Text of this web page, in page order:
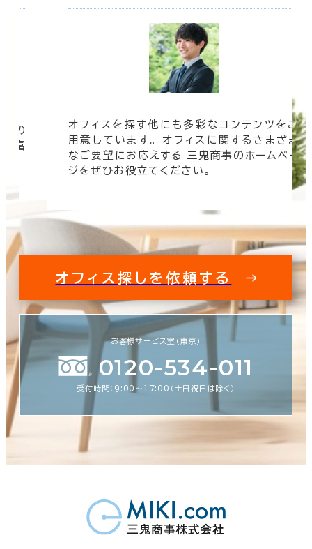
の
豊富
オフィスを探す他にも多彩なコンテンツをご
用意しています。 オフィスに関するさまざま
なご要望にお応えする 三鬼商事のホームペー
ジをぜひお役立てください。
オフィス探しを依頼する
お客様サービス室（東京）
0120-534-011
受付時間：9:00〜17:00（土日祝日は除く）